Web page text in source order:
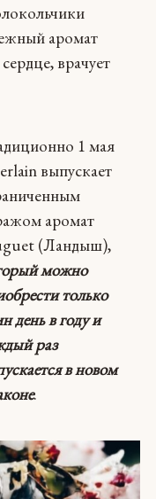
аромат
врачует
1 мая
выпускает
аромат
(Ландыш),
можно
только
день в году и
раз
в новом
.